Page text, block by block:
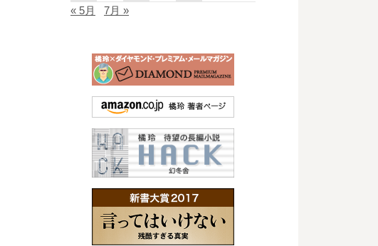
« 5月 7月 »